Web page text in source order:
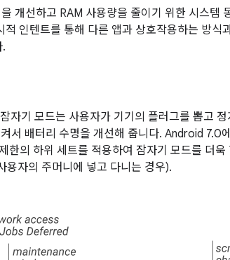
개선하고 RAM 사용량을 줄이기 위한 시스템
인텐트를 통해 다른 앱과 상호작용하는 방식
기 모드는 사용자가 기기의 플러그를 뽑고
서 배터리 수명을 개선해 줍니다. Android 7.0
한의 하위 세트를 적용하여 잠자기 모드를 더
용자의 주머니에 넣고 다니는 경우).